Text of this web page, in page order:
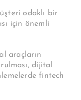
odaklı bir
için önemli
araçların
dijital
fintech